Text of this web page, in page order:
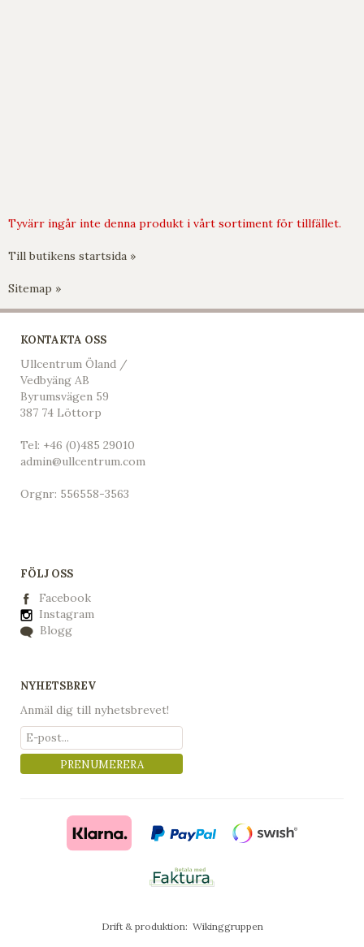
Tyvärr ingår inte denna produkt i vårt sortiment för tillfället.
Till butikens startsida »
Sitemap »
KONTAKTA OSS
Ullcentrum Öland /
Vedbyäng AB
Byrumsvägen 59
387 74 Löttorp
Tel: +46 (0)485 29010
admin@ullcentrum.com
Orgnr: 556558-3563
FÖLJ OSS
Facebook
Instagram
Blogg
NYHETSBREV
Anmäl dig till nyhetsbrevet!
PRENUMERERA
Drift & produktion: Wikinggruppen